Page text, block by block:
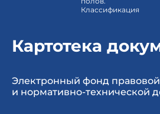
Классификация
Картотека
Электронный фонд правовой
и нормативно-технической